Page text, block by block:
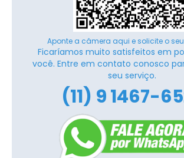
Aponte a câmera aqui e solicite o
Ficaríamos muito satisfeitos em
você. Entre em contato conosco
seu serviço.
(11) 9 1467-